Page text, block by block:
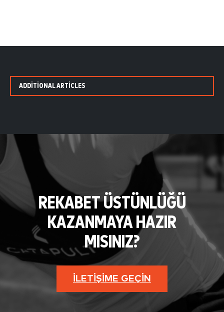
ADDITIONAL ARTICLES
REKABET ÜSTÜNLÜĞÜ
KAZANMAYA HAZIR
MISINIZ?
İLETIŞIME GEÇIN